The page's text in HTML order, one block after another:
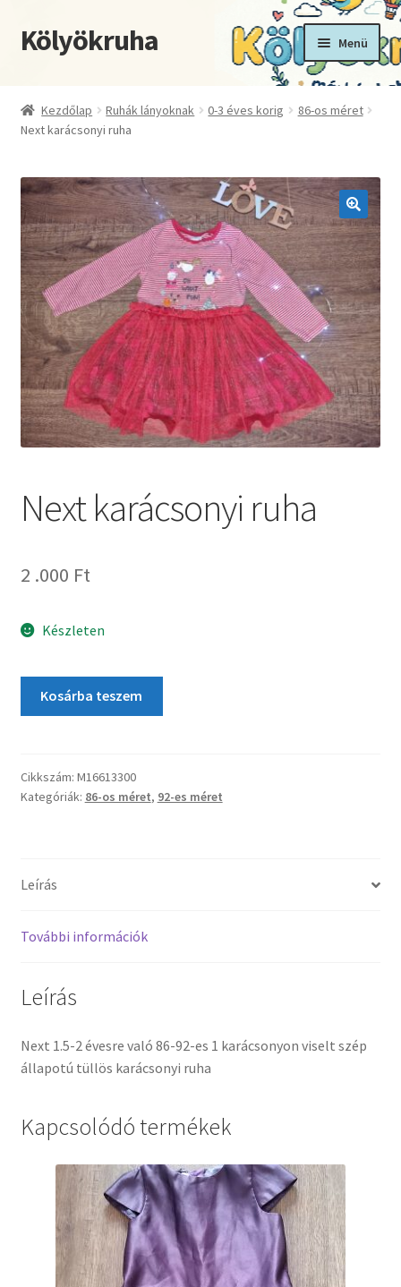
Ugrás
a
Kilépés
a
Kölyökruha Menü
Fiókom
Kosár
Pénztár
Termékek
Kezdőlap Ruhák lányoknak 0-3 éves korig
86-os méret
Next karácsonyi ruha
🔍
Next karácsonyi ruha
2 .000 Ft
Készleten
Kosárba teszem
Cikkszám: M16613300
Kategóriák: 86-os méret, 92-es méret
Leírás
További információk
Leírás
Next 1.5-2 évesre való 86-92-es 1 karácsonyon viselt szép
állapotú tüllös karácsonyi ruha
Kapcsolódó termékek